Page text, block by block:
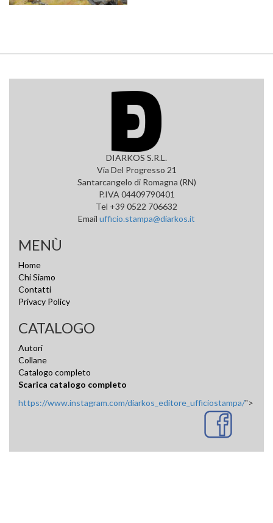
DIARKOS S.R.L.
Via Del Progresso 21
Santarcangelo di Romagna (RN)
P.IVA 04409790401
Tel +39 0522 706632
Email ufficio.stampa@diarkos.it
MENÙ
Home
Chi Siamo
Contatti
Privacy Policy
CATALOGO
Autori
Collane
Catalogo completo
Scarica catalogo completo
https://www.instagram.com/diarkos_editore_ufficiostampa/">